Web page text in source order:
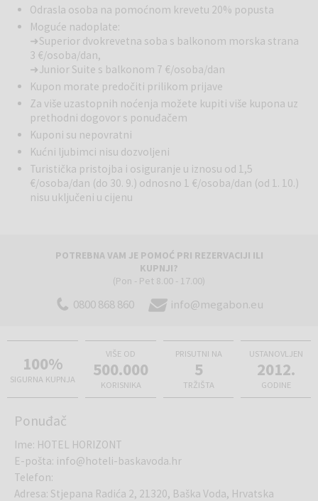
Odrasla osoba na pomoćnom krevetu 20% popusta
Moguće nadoplate:
➜ Superior dvokrevetna soba s balkonom morska strana
3 €/osoba/dan,
➜ Junior Suite s balkonom 7 €/osoba/dan
Kupon morate predočiti prilikom prijave
Za više uzastopnih noćenja možete kupiti više kupona uz
prethodni dogovor s ponuđačem
Kuponi su nepovratni
Kućni ljubimci nisu dozvoljeni
Turistička pristojba i osiguranje u iznosu od 1,5
€/osoba/dan (do 30. 9.) odnosno 1 €/osoba/dan (od 1. 10.)
nisu uključeni u cijenu
POTREBNA VAM JE POMOĆ PRI REZERVACIJI ILI
KUPNJI?
(Pon - Pet 8.00 - 17.00)
0800 868 860 info@megabon.eu
100%
SIGURNA KUPNJA
VIŠE OD
500.000
KORISNIKA
PRISUTNI NA
5
TRŽIŠTA
USTANOVLJEN
2012.
GODINE
Ponuđač
Ime: HOTEL HORIZONT
E-pošta: info@hoteli-baskavoda.hr
Telefon:
Adresa: Stjepana Radića 2, 21320, Baška Voda, Hrvatska